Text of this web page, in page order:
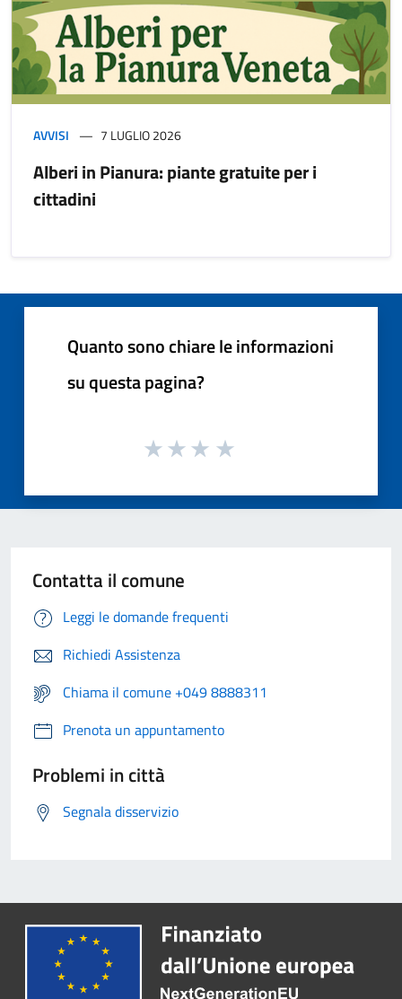
AVVISI 7 LUGLIO 2026
Alberi in Pianura: piante gratuite per i
cittadini
Quanto sono chiare le informazioni
su questa pagina?
Contatta il comune
Leggi le domande frequenti
Richiedi Assistenza
Chiama il comune +049 8888311
Prenota un appuntamento
Problemi in città
Segnala disservizio